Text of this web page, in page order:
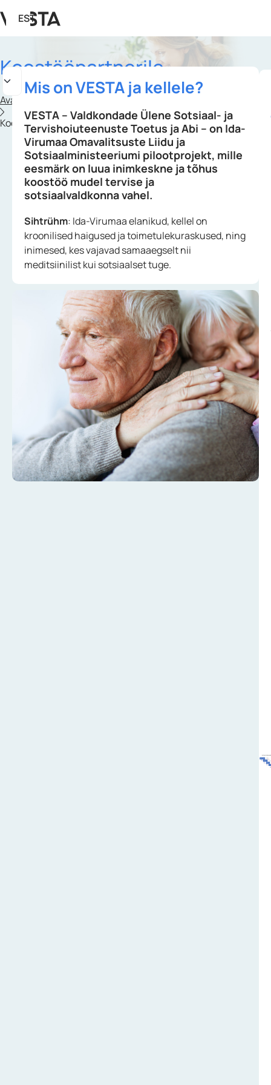
EST
Koostööpartnerile
Avaleht
Koostööpartnerile
Mis on VESTA ja kellele?
VESTA – Valdkondade Ülene Sotsiaal- ja
Tervishoiuteenuste Toetus ja Abi – on Ida-
Virumaa Omavalitsuste Liidu ja
Sotsiaalministeeriumi pilootprojekt, mille
eesmärk on luua inimkeskne ja tõhus
koostöö mudel tervise ja
sotsiaalvaldkonna vahel.
Sihtrühm: Ida-Virumaa elanikud, kellel on
kroonilised haigused ja toimetulekuraskused, ning
inimesed, kes vajavad samaaegselt nii
meditsiinilist kui sotsiaalset tuge.